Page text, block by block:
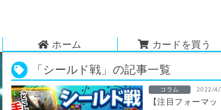
ホーム カードを買う
「シールド戦」の記事一覧
コラム 2022/4/
【注目フォーマ